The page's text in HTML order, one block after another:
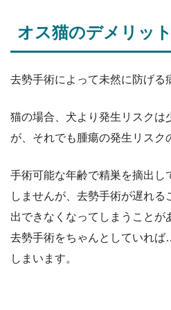
オス猫のデメリット
去勢手術によって未然に防げる
猫の場合、犬より発生リスクは
が、それでも腫瘍の発生リスク
手術可能な年齢で精巣を摘出し
しませんが、去勢手術が遅れ
出できなくなってしまうことが
去勢手術をちゃんとしていれ
しまいます。